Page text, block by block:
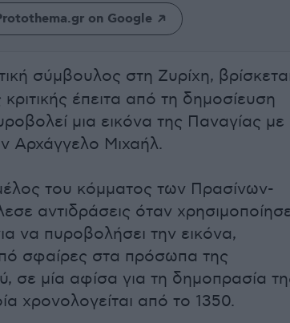
on Google
σύμβουλος στη Ζυρίχη,
έπειτα από τη δημοσίευση
μια εικόνα της Παναγίας με
Αρχάγγελο Μιχαήλ.
του κόμματος των Πρασίνων-
αντιδράσεις όταν
να πυροβολήσει την εικόνα,
σφαίρες στα πρόσωπα της
σε μία αφίσα για τη δημοπρασία
χρονολογείται από το 1350.